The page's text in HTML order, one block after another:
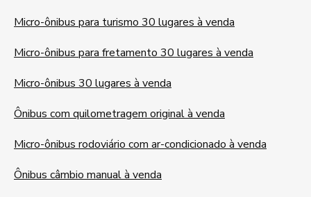
Micro-ônibus para turismo 30 lugares à venda
Micro-ônibus para fretamento 30 lugares à venda
Micro-ônibus 30 lugares à venda
Ônibus com quilometragem original à venda
Micro-ônibus rodoviário com ar-condicionado à venda
Ônibus câmbio manual à venda